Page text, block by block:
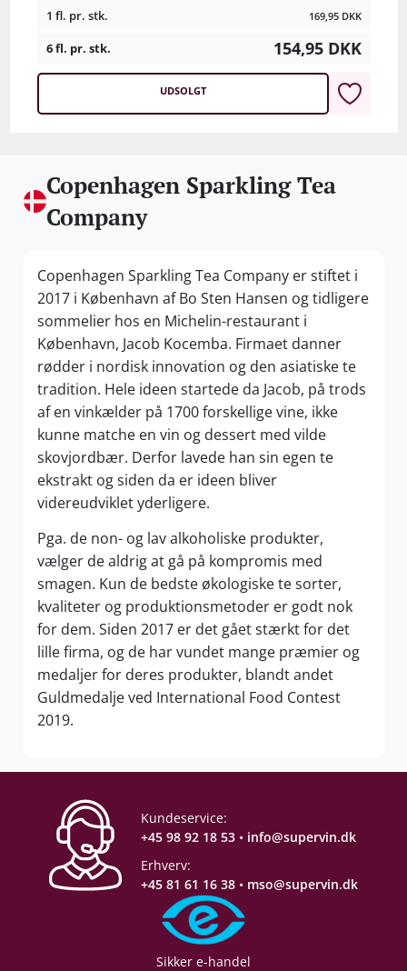
1 fl. pr. stk. 169,95 DKK
6 fl. pr. stk. 154,95 DKK
UDSOLGT
Copenhagen Sparkling Tea
Company
Copenhagen Sparkling Tea Company er stiftet i
2017 i København af Bo Sten Hansen og tidligere
sommelier hos en Michelin-restaurant i
København, Jacob Kocemba. Firmaet danner
rødder i nordisk innovation og den asiatiske te
tradition. Hele ideen startede da Jacob, på trods
af en vinkælder på 1700 forskellige vine, ikke
kunne matche en vin og dessert med vilde
skovjordbær. Derfor lavede han sin egen te
ekstrakt og siden da er ideen bliver
videreudviklet yderligere.
Pga. de non- og lav alkoholiske produkter,
vælger de aldrig at gå på kompromis med
smagen. Kun de bedste økologiske te sorter,
kvaliteter og produktionsmetoder er godt nok
for dem. Siden 2017 er det gået stærkt for det
lille firma, og de har vundet mange præmier og
medaljer for deres produkter, blandt andet
Guldmedalje ved International Food Contest
2019.
Kundeservice:
+45 98 92 18 53 • info@supervin.dk
Erhverv:
+45 81 61 16 38 • mso@supervin.dk
Sikker e-handel